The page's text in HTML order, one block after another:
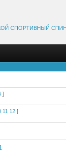
СПОРТИВНЫЙ
]
11 12 ]